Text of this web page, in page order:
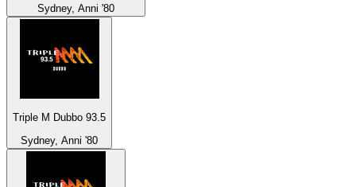
Sydney, Anni '80
Triple M Dubbo 93.5
Sydney, Anni '80